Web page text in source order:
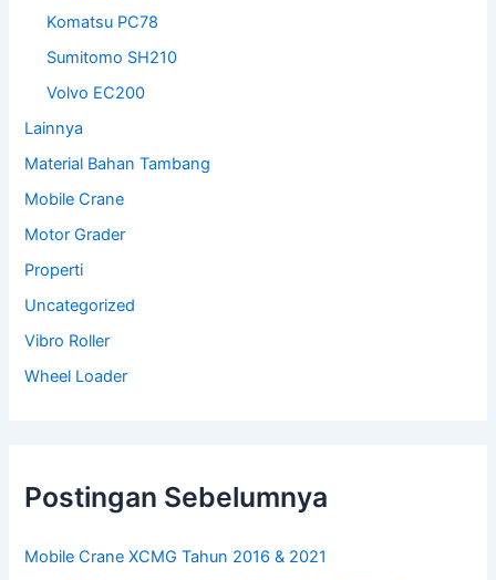
Komatsu PC78
Sumitomo SH210
Volvo EC200
Lainnya
Material Bahan Tambang
Mobile Crane
Motor Grader
Properti
Uncategorized
Vibro Roller
Wheel Loader
Postingan Sebelumnya
Mobile Crane XCMG Tahun 2016 & 2021